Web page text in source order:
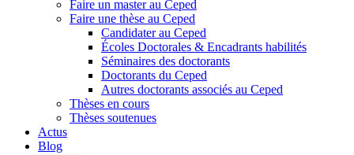
Faire un master au Ceped
Faire une thèse au Ceped
Candidater au Ceped
Écoles Doctorales & Encadrants habilités
Séminaires des doctorants
Doctorants du Ceped
Autres doctorants associés au Ceped
Thèses en cours
Thèses soutenues
Actus
Blog